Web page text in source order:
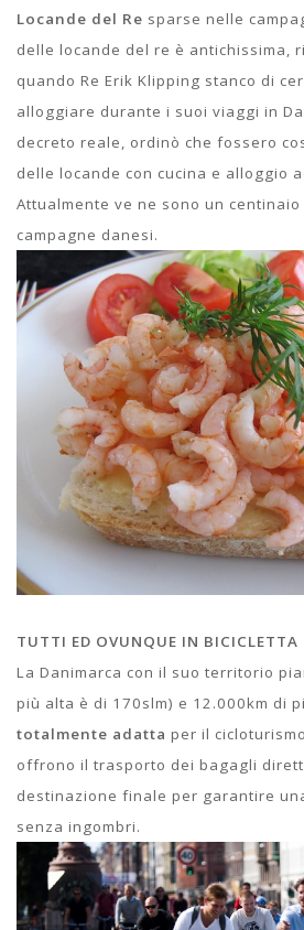
Locande del Re sparse nelle
delle locande del re è antichissima,
quando Re Erik Klipping stanco di
alloggiare durante i suoi viaggi in
decreto reale, ordinò che fossero
delle locande con cucina e alloggio
Attualmente ve ne sono un
campagne danesi.
TUTTI ED OVUNQUE IN BICICLETTA
La Danimarca con il suo territorio
più alta è di 170slm) e 12.000km di
totalmente adatta per il
offrono il trasporto dei bagagli
destinazione finale per garantire
senza ingombri.